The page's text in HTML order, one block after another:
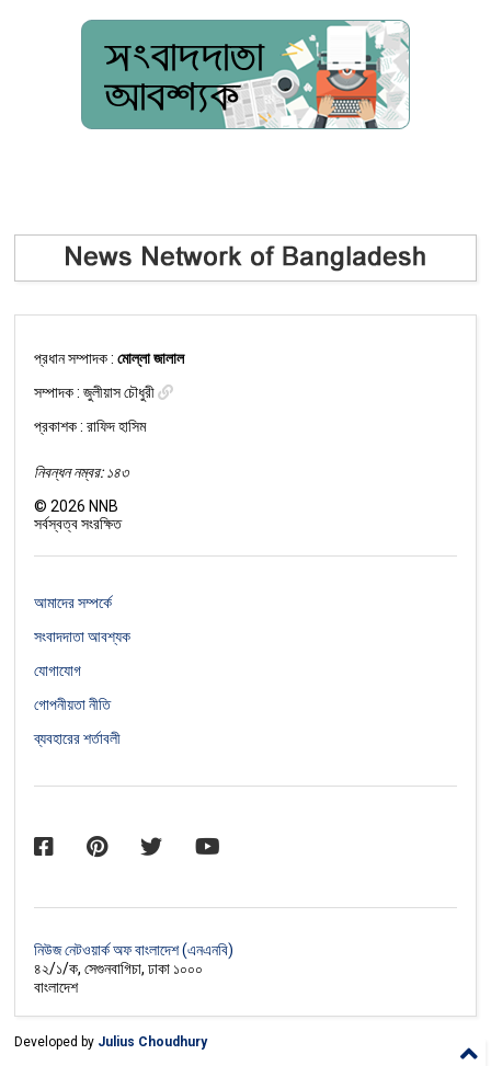
প্রধান সম্পাদক :মোল্লা জালাল
সম্পাদক :জুলীয়াস চৌধুরী
প্রকাশক : রাফিদ হাসিম
নিবন্ধন নম্বর: ১৪৩
©2026 NNB
সর্বস্বত্ব সংরক্ষিত
আমাদের সম্পর্কে
সংবাদদাতা আবশ্যক
যোগাযোগ
গোপনীয়তা নীতি
ব্যবহারের শর্তাবলী
নিউজ নেটওয়ার্ক অফ বাংলাদেশ (এনএনবি)
৪২/১/ক, সেগুনবাগিচা, ঢাকা ১০০০
বাংলাদেশ
Developed by Julius Choudhury